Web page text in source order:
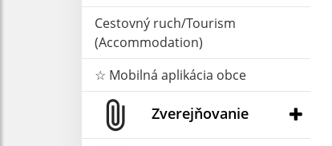
Cestovný ruch/Tourism
(Accommodation)
☆ Mobilná aplikácia obce
Zverejňovanie